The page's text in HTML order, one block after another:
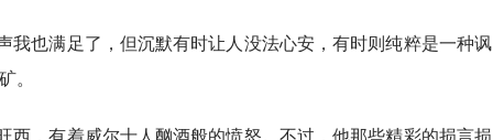
我也满足了，但沉默有时让人没法心安，有时则纯粹是一种讽
。
西，有着威尔士人酗酒般的愤怒。不过，他那些精彩的损言损